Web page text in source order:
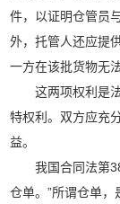
件，以证明仓管员
外，托管人还应提
一方在该批货物无
这两项权利是
特权利。双方应充
益。
我国合同法第
仓单。”所谓仓单